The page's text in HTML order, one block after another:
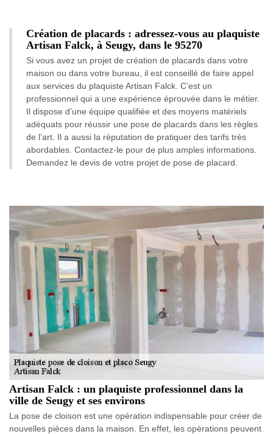
Création de placards : adressez-vous au plaquiste
Artisan Falck, à Seugy, dans le 95270
Si vous avez un projet de création de placards dans votre
maison ou dans votre bureau, il est conseillé de faire appel
aux services du plaquiste Artisan Falck. C’est un
professionnel qui a une expérience éprouvée dans le métier.
Il dispose d’une équipe qualifiée et des moyens matériels
adéquats pour réussir une pose de placards dans les règles
de l’art. Il a aussi la réputation de pratiquer des tarifs très
abordables. Contactez-le pour de plus amples informations.
Demandez le devis de votre projet de pose de placard.
Artisan Falck : un plaquiste professionnel dans la
ville de Seugy et ses environs
La pose de cloison est une opération indispensable pour créer de
nouvelles pièces dans la maison. En effet, les opérations peuvent